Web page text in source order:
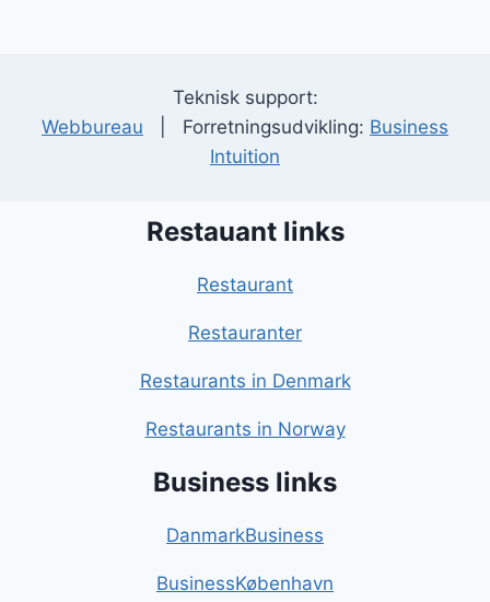
Teknisk support:
Webbureau | Forretningsudvikling: Business
Intuition
Restauant links
Restaurant
Restauranter
Restaurants in Denmark
Restaurants in Norway
Business links
DanmarkBusiness
BusinessKøbenhavn